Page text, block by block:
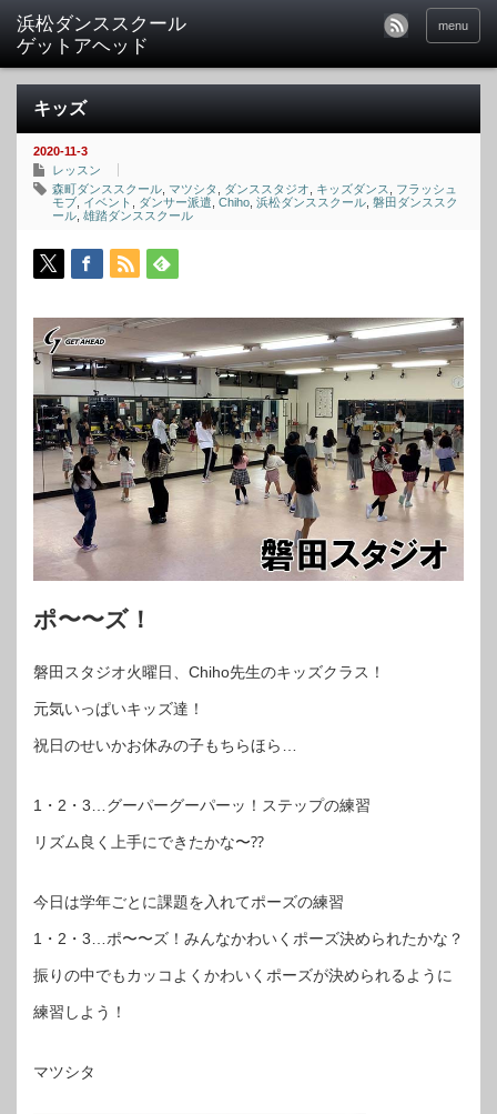
menu
キッズ
2020-11-3
レッスン
森町ダンススクール マツシタ ダンススタジオ キッズダンス
フラッシュ
モブ イベント ダンサー派遣 Chiho 浜松ダンススクール 磐田ダンススク
ール 雄踏ダンススクール
ポ〜〜ズ！
磐田スタジオ火曜日、Chiho先生のキッズクラス！
元気いっぱいキッズ達！
祝日のせいかお休みの子もちらほら…
1・2・3…グーパーグーパーッ！ステップの練習
リズム良く上手にできたかな〜⁇
今日は学年ごとに課題を入れてポーズの練習
1・2・3…ポ〜〜ズ！みんなかわいくポーズ決められたかな？
振りの中でもカッコよくかわいくポーズが決められるように
練習しよう！
マツシタ